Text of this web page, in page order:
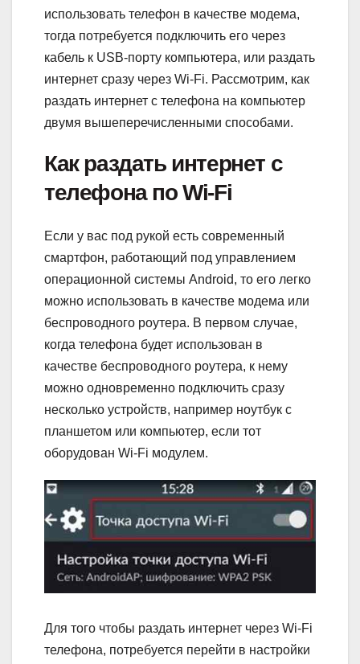
использовать телефон в качестве модема,
тогда потребуется подключить его через
кабель к USB-порту компьютера, или раздать
интернет сразу через Wi-Fi. Рассмотрим, как
раздать интернет с телефона на компьютер
двумя вышеперечисленными способами.
Как раздать интернет с
телефона по Wi-Fi
Если у вас под рукой есть современный
смартфон, работающий под управлением
операционной системы Android, то его легко
можно использовать в качестве модема или
беспроводного роутера. В первом случае,
когда телефона будет использован в
качестве беспроводного роутера, к нему
можно одновременно подключить сразу
несколько устройств, например ноутбук с
планшетом или компьютер, если тот
оборудован Wi-Fi модулем.
Для того чтобы раздать интернет через Wi-Fi
телефона, потребуется перейти в настройки